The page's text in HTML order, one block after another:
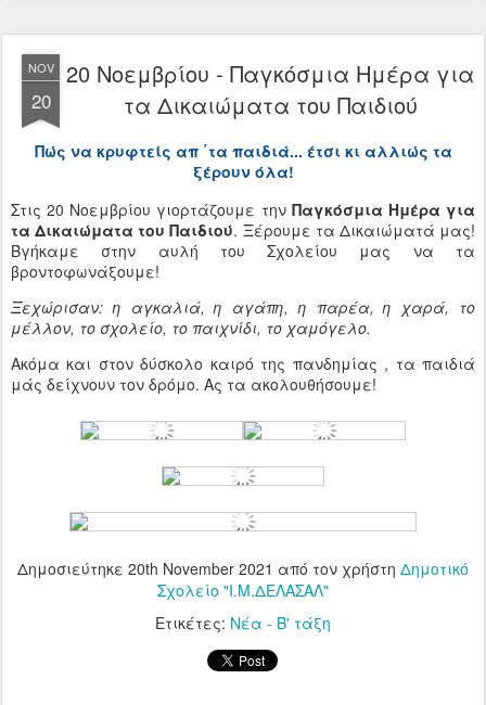
NOV
20
20 Νοεμβρίου - Παγκόσμια Ημέρα για
τα Δικαιώματα του Παιδιού
Πώς να κρυφτείς απ ΄τα παιδιά... έτσι κι αλλιώς τα
ξέρουν όλα!
Στις 20 Νοεμβρίου γιορτάζουμε την Παγκόσμια Ημέρα για
τα Δικαιώματα του Παιδιού. Ξέρουμε τα Δικαιώματά μας!
Βγήκαμε στην αυλή του Σχολείου μας να τα
βροντοφωνάξουμε!
Ξεχώρισαν: η αγκαλιά, η αγάπη, η παρέα, η χαρά, το
μέλλον, το σχολείο, το παιχνίδι, το χαμόγελο.
Ακόμα και στον δύσκολο καιρό της πανδημίας , τα παιδιά
μάς δείχνουν τον δρόμο. Ας τα ακολουθήσουμε!
Δημοσιεύτηκε 20th November 2021 από τον χρήστη Δημοτικό
Σχολείο "Ι.Μ.ΔΕΛΑΣΑΛ"
Ετικέτες: Νέα - Β' τάξη